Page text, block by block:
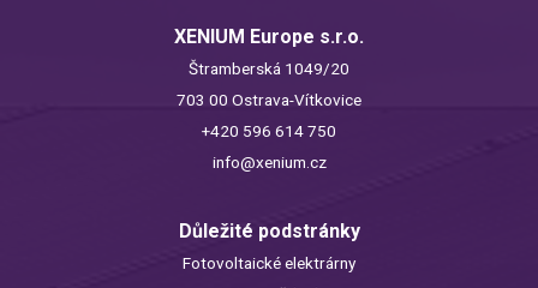
XENIUM Europe s.r.o.
Štramberská 1049/20
703 00 Ostrava-Vítkovice
+420 596 614 750
info@xenium.cz
Důležité podstránky
Fotovoltaické elektrárny